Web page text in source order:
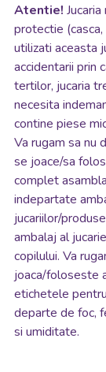
Atentie!
protectie
utilizati aceasta
accidentarii prin
tertilor, jucaria
necesita
contine piese
Va rugam sa nu
se joace/sa
complet
indepartate
jucariilor/
ambalaj al
copilului. Va
joaca/foloseste
etichetele
departe de foc,
si umiditate.